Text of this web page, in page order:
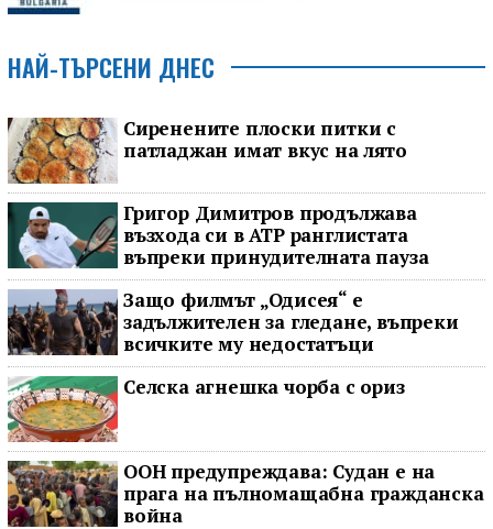
НАЙ-ТЪРСЕНИ ДНЕС
Сиренените плоски питки с
патладжан имат вкус на лято
Григор Димитров продължава
възхода си в ATP ранглистата
въпреки принудителната пауза
Защо филмът „Одисея“ е
задължителен за гледане, въпреки
всичките му недостатъци
Селска агнешка чорба с ориз
ООН предупреждава: Судан е на
прага на пълномащабна гражданска
война